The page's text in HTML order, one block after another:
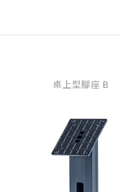
桌上型腳座 B